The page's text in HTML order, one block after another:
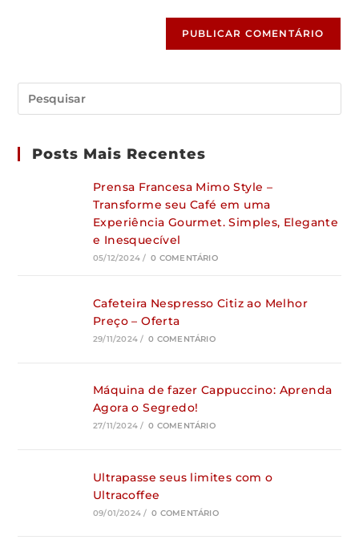
Posts Mais Recentes
Prensa Francesa Mimo Style –
Transforme seu Café em uma
Experiência Gourmet. Simples, Elegante
e Inesquecível
05/12/2024 / 0 COMENTÁRIO
Cafeteira Nespresso Citiz ao Melhor
Preço – Oferta
29/11/2024 / 0 COMENTÁRIO
Máquina de fazer Cappuccino: Aprenda
Agora o Segredo!
27/11/2024 / 0 COMENTÁRIO
Ultrapasse seus limites com o
Ultracoffee
09/01/2024 / 0 COMENTÁRIO